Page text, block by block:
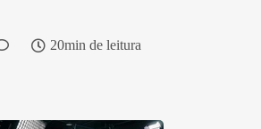
20min de leitura